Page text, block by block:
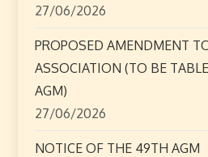
t
i
o
n
27/06/2026
PROPOSED AMENDMENT
ASSOCIATION (TO BE
AGM)
27/06/2026
NOTICE OF THE 49TH AGM